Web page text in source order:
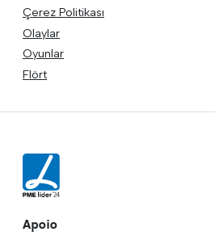
Çerez Politikası
Olaylar
Oyunlar
Flört
Apoio